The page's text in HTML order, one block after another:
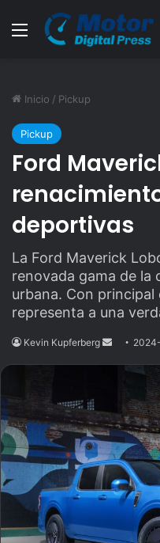
Menú
Inicio / Pickup
Pickup
Ford
deportivas
La Ford Maverick
renovada gama de la
urbana. Con
representa a una
Kevin Kupferberg
Send